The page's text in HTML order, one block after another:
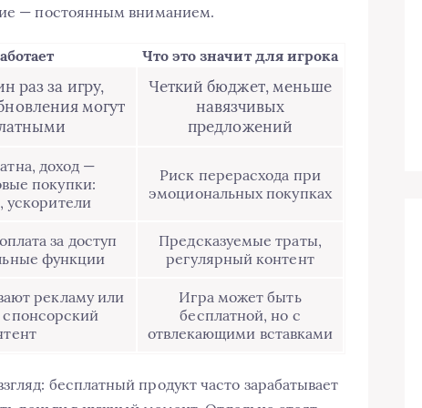
— постоянным вниманием.
Что это значит для игрока
раз за игру,
могут
Четкий бюджет, меньше
навязчивых
предложений
доход —
покупки:
ускорители
Риск перерасхода при
эмоциональных покупках
за доступ
функции
Предсказуемые траты,
регулярный контент
рекламу или
спонсорский
Игра может быть
бесплатной, но с
отвлекающими вставками
бесплатный продукт часто зарабатывает